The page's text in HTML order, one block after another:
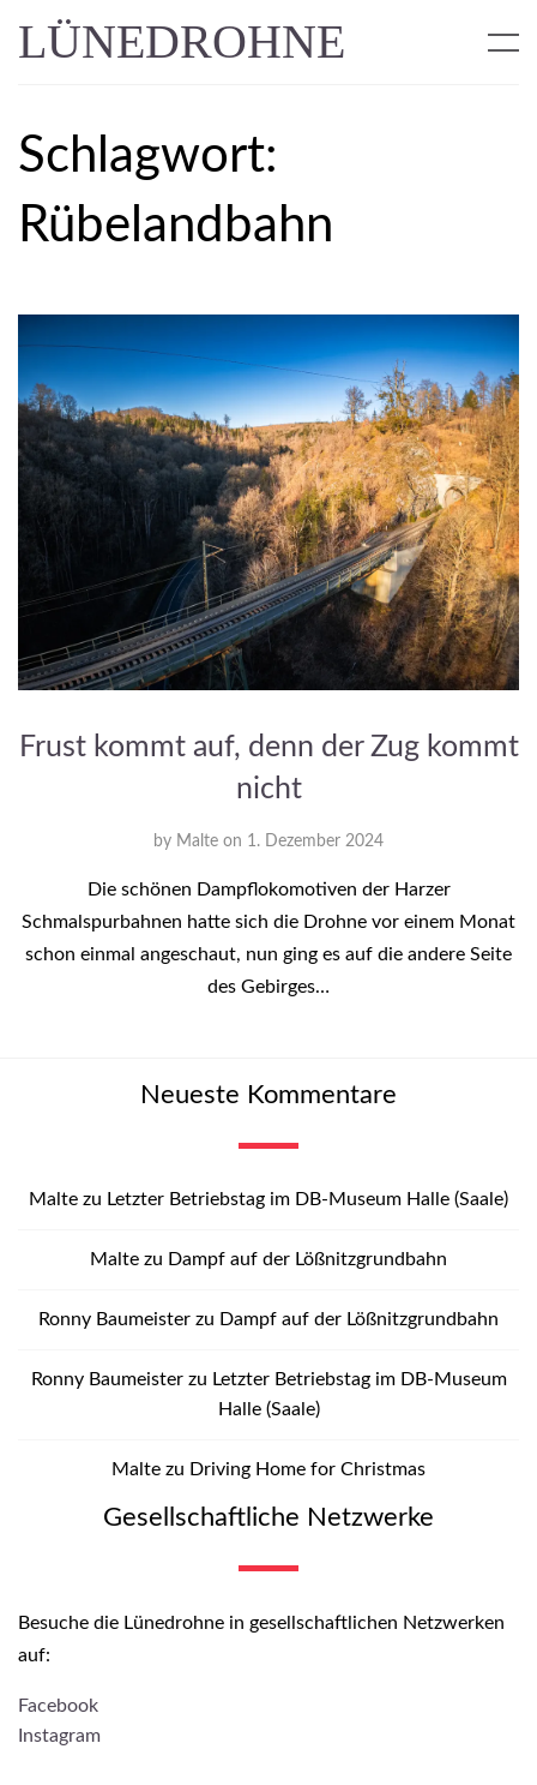
LÜNEDROHNE
Schlagwort:
Rübelandbahn
Frust kommt auf, denn der Zug kommt
nicht
by Malte on 1. Dezember 2024
Die schönen Dampflokomotiven der Harzer
Schmalspurbahnen hatte sich die Drohne vor einem Monat
schon einmal angeschaut, nun ging es auf die andere Seite
des Gebirges…
Neueste Kommentare
Malte zu Letzter Betriebstag im DB-Museum Halle (Saale)
Malte zu Dampf auf der Lößnitzgrundbahn
Ronny Baumeister zu Dampf auf der Lößnitzgrundbahn
Ronny Baumeisterzu Letzter Betriebstag im DB-Museum
Halle (Saale)
Malte zu Driving Home for Christmas
Gesellschaftliche Netzwerke
Besuche die Lünedrohne in gesellschaftlichen Netzwerken
auf:
Facebook
Instagram